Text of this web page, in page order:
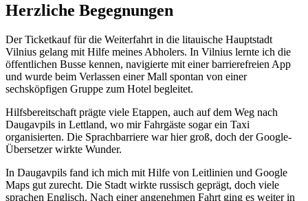
Herzliche Begegnungen
Der Ticketkauf für die Weiterfahrt in die litauische Hauptstadt
Vilnius gelang mit Hilfe meines Abholers. In Vilnius lernte ich die
öffentlichen Busse kennen, navigierte mit einer barrierefreien App
und wurde beim Verlassen einer Mall spontan von einer
sechsköpfigen Gruppe zum Hotel begleitet.
Hilfsbereitschaft prägte viele Etappen, auch auf dem Weg nach
Daugavpils in Lettland, wo mir Fahrgäste sogar ein Taxi
organisierten. Die Sprachbarriere war hier groß, doch der Google-
Übersetzer wirkte Wunder.
In Daugavpils fand ich mich mit Hilfe von Leitlinien und Google
Maps gut zurecht. Die Stadt wirkte russisch geprägt, doch viele
sprachen Englisch. Nach einer angenehmen Fahrt ging es weiter in